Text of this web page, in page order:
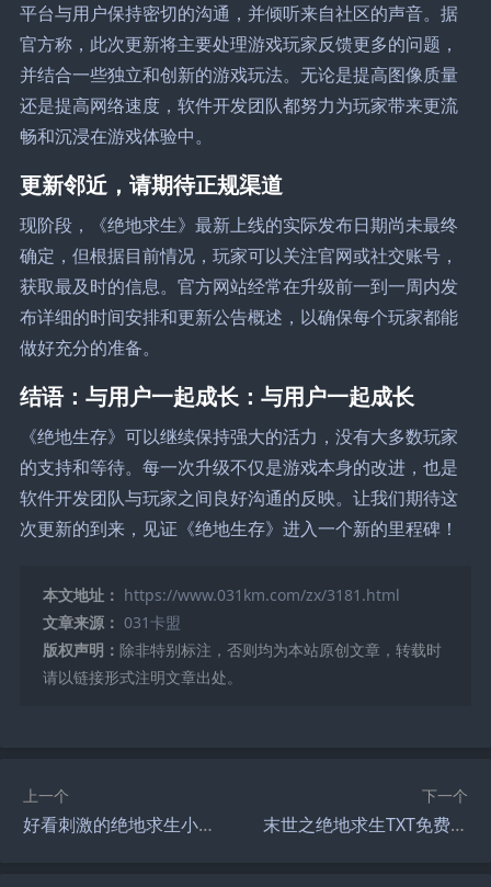
平台与用户保持密切的沟通，并倾听来自社区的声音。据
官方称，此次更新将主要处理游戏玩家反馈更多的问题，
并结合一些独立和创新的游戏玩法。无论是提高图像质量
还是提高网络速度，软件开发团队都努力为玩家带来更流
畅和沉浸在游戏体验中。
更新邻近，请期待正规渠道
现阶段，《绝地求生》最新上线的实际发布日期尚未最终
确定，但根据目前情况，玩家可以关注官网或社交账号，
获取最及时的信息。官方网站经常在升级前一到一周内发
布详细的时间安排和更新公告概述，以确保每个玩家都能
做好充分的准备。
结语：与用户一起成长：与用户一起成长
《绝地生存》可以继续保持强大的活力，没有大多数玩家
的支持和等待。每一次升级不仅是游戏本身的改进，也是
软件开发团队与玩家之间良好沟通的反映。让我们期待这
次更新的到来，见证《绝地生存》进入一个新的里程碑！
本文地址： https://www.031km.com/zx/3181.html
文章来源： 031卡盟
版权声明： 除非特别标注，否则均为本站原创文章，转载时
请以链接形式注明文章出处。
上一个
好看刺激的绝地求生小说推荐-绝地求生小说中有哪些精彩剧情？
下一个
末世之绝地求生TXT免费下载-末世生存类小说末世之绝地求生TXT全集